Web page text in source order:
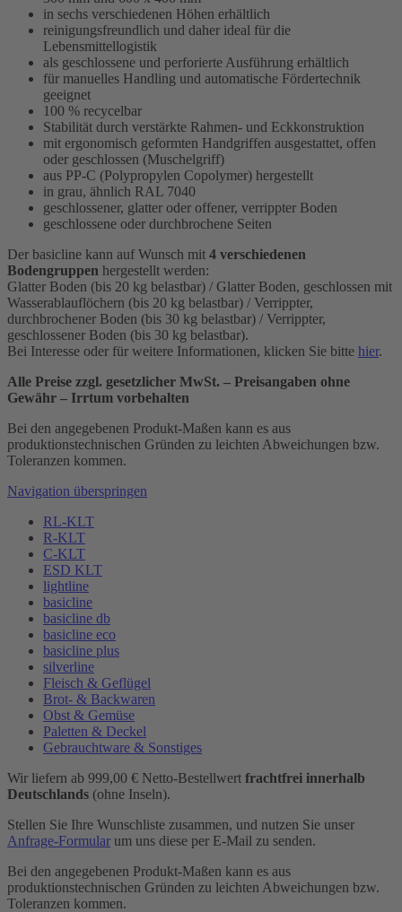
in sechs verschiedenen Höhen erhältlich
reinigungsfreundlich und daher ideal für die
Lebensmittellogistik
als geschlossene und perforierte Ausführung erhältlich
für manuelles Handling und automatische Fördertechnik
geeignet
100 % recycelbar
Stabilität durch verstärkte Rahmen- und Eckkonstruktion
mit ergonomisch geformten Handgriffen ausgestattet, offen
oder geschlossen (Muschelgriff)
aus PP-C (Polypropylen Copolymer) hergestellt
in grau, ähnlich RAL 7040
geschlossener, glatter oder offener, verrippter Boden
geschlossene oder durchbrochene Seiten
Der basicline kann auf Wunsch mit 4 verschiedenen
Bodengruppen hergestellt werden:
Glatter Boden (bis 20 kg belastbar) / Glatter Boden, geschlossen mit
Wasserablauflöchern (bis 20 kg belastbar) / Verrippter,
durchbrochener Boden (bis 30 kg belastbar) / Verrippter,
geschlossener Boden (bis 30 kg belastbar).
Bei Interesse oder für weitere Informationen, klicken Sie bitte hier.
Alle Preise zzgl. gesetzlicher MwSt. – Preisangaben ohne
Gewähr – Irrtum vorbehalten
Bei den angegebenen Produkt-Maßen kann es aus
produktionstechnischen Gründen zu leichten Abweichungen bzw.
Toleranzen kommen.
Navigation überspringen
RL-KLT
R-KLT
C-KLT
ESD KLT
lightline
basicline
basicline db
basicline eco
basicline plus
silverline
Fleisch & Geflügel
Brot- & Backwaren
Obst & Gemüse
Paletten & Deckel
Gebrauchtware & Sonstiges
Wir liefern ab 999,00 € Netto-Bestellwert frachtfrei innerhalb
Deutschlands (ohne Inseln).
Stellen Sie Ihre Wunschliste zusammen, und nutzen Sie unser
Anfrage-Formular um uns diese per E-Mail zu senden.
Bei den angegebenen Produkt-Maßen kann es aus
produktionstechnischen Gründen zu leichten Abweichungen bzw.
Toleranzen kommen.